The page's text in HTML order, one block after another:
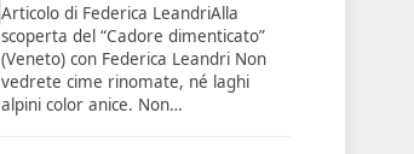
Articolo di Federica LeandriAlla
scoperta del “Cadore dimenticato”
(Veneto) con Federica Leandri Non
vedrete cime rinomate, né laghi
alpini color anice. Non…